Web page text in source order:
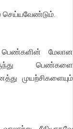
செய்யவேண்டும்.
பெண்களின் மேலான
பெண்களை
முயற்சிகளையும்